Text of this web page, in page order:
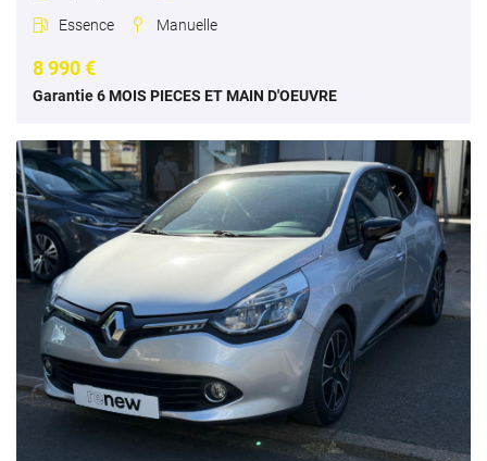
 Essence  Manuelle
8 990 €
Garantie 6 MOIS PIECES ET MAIN D'OEUVRE